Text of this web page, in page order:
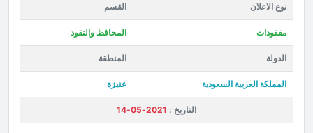
نوع الاعلان القسم
مفقودات المحافظ والنقود
الدولة المنطقة
المملكة العربية السعودية عنيزة
التاريخ : 2021-05-14